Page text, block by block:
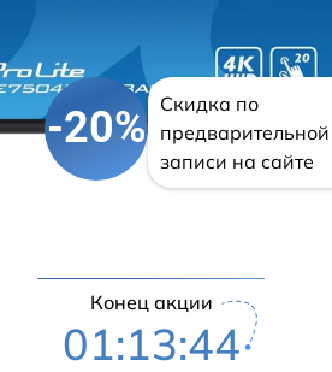
-20%
Скидка по
предварительной
записи на сайте
Конец акции
01:13:43